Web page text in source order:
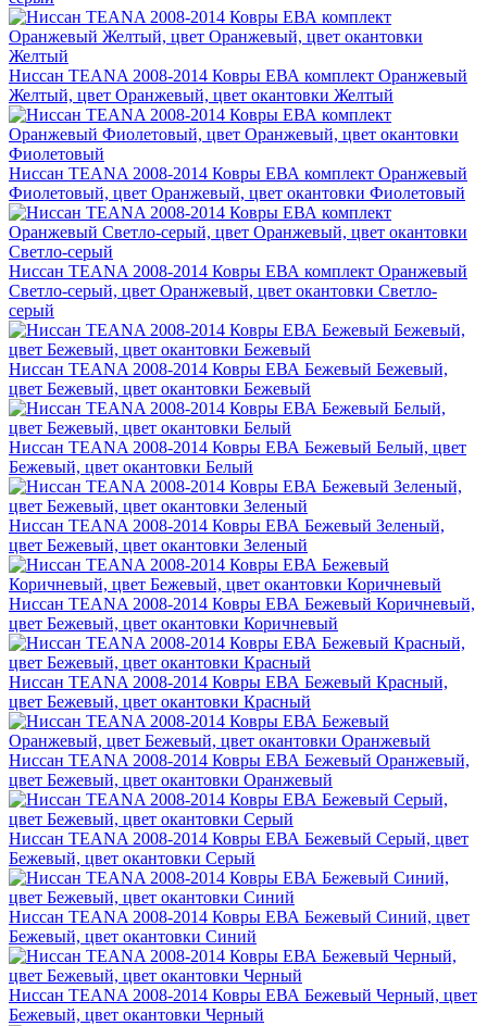
Ниссан TEANA 2008-2014 Ковры ЕВА комплект Оранжевый
Желтый, цвет Оранжевый, цвет окантовки Желтый
Ниссан TEANA 2008-2014 Ковры ЕВА комплект Оранжевый
Фиолетовый, цвет Оранжевый, цвет окантовки Фиолетовый
Ниссан TEANA 2008-2014 Ковры ЕВА комплект Оранжевый
Светло-серый, цвет Оранжевый, цвет окантовки Светло-
серый
Ниссан TEANA 2008-2014 Ковры ЕВА Бежевый Бежевый,
цвет Бежевый, цвет окантовки Бежевый
Ниссан TEANA 2008-2014 Ковры ЕВА Бежевый Белый, цвет
Бежевый, цвет окантовки Белый
Ниссан TEANA 2008-2014 Ковры ЕВА Бежевый Зеленый,
цвет Бежевый, цвет окантовки Зеленый
Ниссан TEANA 2008-2014 Ковры ЕВА Бежевый Коричневый,
цвет Бежевый, цвет окантовки Коричневый
Ниссан TEANA 2008-2014 Ковры ЕВА Бежевый Красный,
цвет Бежевый, цвет окантовки Красный
Ниссан TEANA 2008-2014 Ковры ЕВА Бежевый Оранжевый,
цвет Бежевый, цвет окантовки Оранжевый
Ниссан TEANA 2008-2014 Ковры ЕВА Бежевый Серый, цвет
Бежевый, цвет окантовки Серый
Ниссан TEANA 2008-2014 Ковры ЕВА Бежевый Синий, цвет
Бежевый, цвет окантовки Синий
Ниссан TEANA 2008-2014 Ковры ЕВА Бежевый Черный, цвет
Бежевый, цвет окантовки Черный